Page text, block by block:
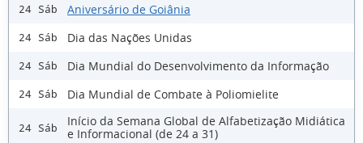
24 Sáb Aniversário de Goiânia
24 Sáb Dia das Nações Unidas
24 Sáb Dia Mundial do Desenvolvimento da Informação
24 Sáb Dia Mundial de Combate à Poliomielite
24 Sáb
Início da Semana Global de Alfabetização Midiática
e Informacional (de 24 a 31)